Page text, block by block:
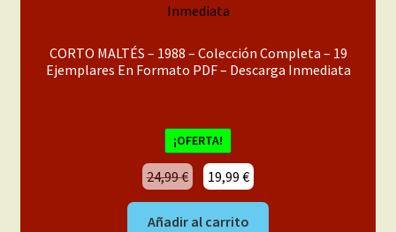
CORTO MALTÉS – 1988 – Colección Completa – 19
Ejemplares En Formato PDF – Descarga Inmediata
¡OFERTA!
24,99€
precio
original
19,99€
precio
Añadir al carrito